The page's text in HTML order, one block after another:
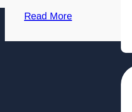
Read More